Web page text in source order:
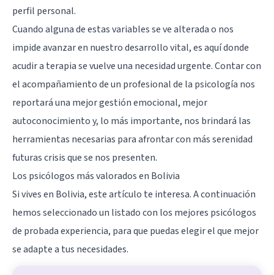
perfil personal.
Cuando alguna de estas variables se ve alterada o nos
impide avanzar en nuestro desarrollo vital, es aquí donde
acudir a terapia se vuelve una necesidad urgente. Contar con
el acompañamiento de un profesional de la psicología nos
reportará una mejor gestión emocional, mejor
autoconocimiento y, lo más importante, nos brindará las
herramientas necesarias para afrontar con más serenidad
futuras crisis que se nos presenten.
Los psicólogos más valorados en Bolivia
Si vives en Bolivia, este artículo te interesa. A continuación
hemos seleccionado un listado con los mejores psicólogos
de probada experiencia, para que puedas elegir el que mejor
se adapte a tus necesidades.